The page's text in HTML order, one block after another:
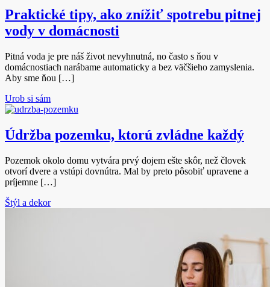
Praktické tipy, ako znížiť spotrebu pitnej
vody v domácnosti
Pitná voda je pre náš život nevyhnutná, no často s ňou v
domácnostiach narábame automaticky a bez väčšieho zamyslenia.
Aby sme ňou […]
Urob si sám
Údržba pozemku, ktorú zvládne každý
Pozemok okolo domu vytvára prvý dojem ešte skôr, než človek
otvorí dvere a vstúpi dovnútra. Mal by preto pôsobiť upravene a
príjemne […]
Štýl a dekor